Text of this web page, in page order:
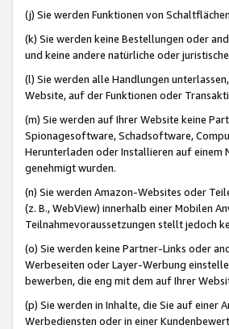
(j) Sie werden Funktionen von
(k) Sie werden keine Bestellungen oder
und keine andere natürliche oder
(l) Sie werden alle Handlungen
Website, auf der Funktionen oder
(m) Sie werden auf Ihrer Website keine
Spionagesoftware, Schadsoftware,
Herunterladen oder Installieren auf einem
genehmigt wurden.
(n) Sie werden Amazon-Websites oder
(z. B., WebView) innerhalb einer Mobilen
Teilnahmevoraussetzungen stellt jedoch
(o) Sie werden keine Partner-Links oder
Werbeseiten oder Layer-Werbung
bewerben, die eng mit dem auf Ihrer
(p) Sie werden in Inhalte, die Sie auf einer
Werbediensten oder in einer